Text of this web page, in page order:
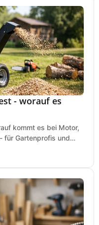
- worauf es
kommt es bei Motor,
für Gartenprofis und